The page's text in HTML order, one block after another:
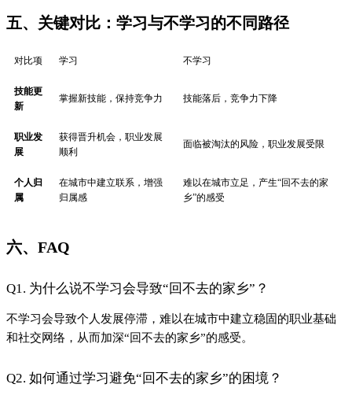
五、关键对比：学习与不学习的不同路径
对比项 学习 不学习
技能更
新
掌握新技能，保持竞争力 技能落后，竞争力下降
职业发
展
获得晋升机会，职业发展
顺利
面临被淘汰的风险，职业发展受限
个人归
属
在城市中建立联系，增强
归属感
难以在城市立足，产生“回不去的家
乡”的感受
六、FAQ
Q1. 为什么说不学习会导致“回不去的家乡”？
不学习会导致个人发展停滞，难以在城市中建立稳固的职业基础
和社交网络，从而加深“回不去的家乡”的感受。
Q2. 如何通过学习避免“回不去的家乡”的困境？